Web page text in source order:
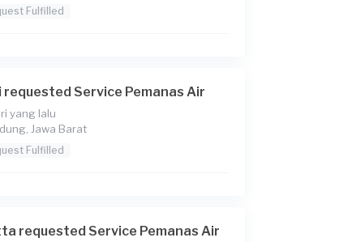
Fulfilled
requested Service Pemanas Air
yang lalu
Jawa Barat
Fulfilled
requested Service Pemanas Air